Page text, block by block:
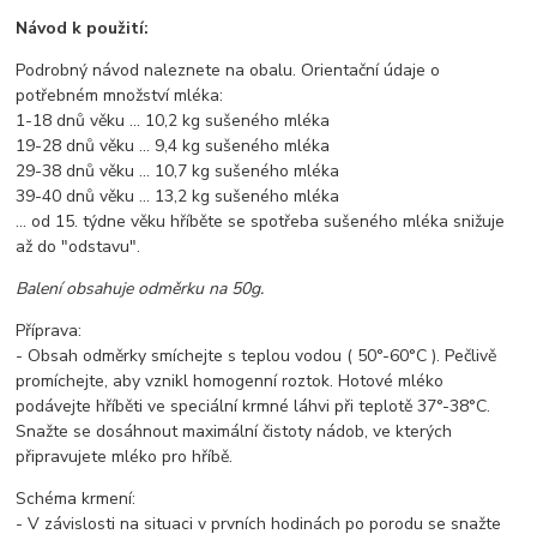
Návod k použití:
Podrobný návod naleznete na obalu. Orientační údaje o
potřebném množství mléka:
1-18 dnů věku ... 10,2 kg sušeného mléka
19-28 dnů věku ... 9,4 kg sušeného mléka
29-38 dnů věku ... 10,7 kg sušeného mléka
39-40 dnů věku ... 13,2 kg sušeného mléka
... od 15. týdne věku hříběte se spotřeba sušeného mléka snižuje
až do "odstavu".
Balení obsahuje odměrku na 50g.
Příprava:
- Obsah odměrky smíchejte s teplou vodou ( 50°-60°C ). Pečlivě
promíchejte, aby vznikl homogenní roztok. Hotové mléko
podávejte hříběti ve speciální krmné láhvi při teplotě 37°-38°C.
Snažte se dosáhnout maximální čistoty nádob, ve kterých
připravujete mléko pro hříbě.
Schéma krmení:
- V závislosti na situaci v prvních hodinách po porodu se snažte